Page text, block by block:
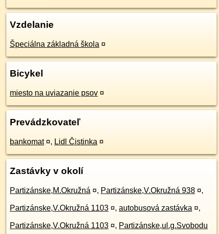
Vzdelanie
Špeciálna základná škola ¤
Bicykel
miesto na uviazanie psov ¤
Prevádzkovateľ
bankomat ¤, Lidl Čistinka ¤
Zastávky v okolí
Partizánske,M.Okružná ¤, Partizánske,V.Okružná 938 ¤,
Partizánske,V.Okružná 1103 ¤, autobusová zastávka ¤,
Partizánske,V.Okružná 1103 ¤, Partizánske,ul.g.Svobodu